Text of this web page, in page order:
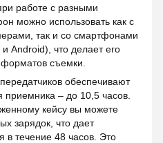
работе с разными
можно использовать как с
так и со смартфонами
Android), что делает его
съемки.
обеспечивают
приемника – до 10,5 часов.
кейсу вы можете
зарядок, что дает
в течение 48 часов. Это